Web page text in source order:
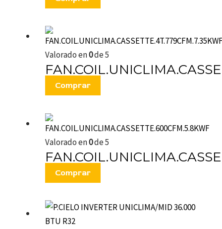
Valorado en0de 5
Comprar
Valorado en0de 5
Comprar